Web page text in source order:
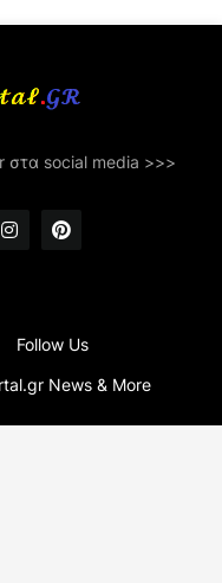
στα social media >>>
News & More
Follow Us